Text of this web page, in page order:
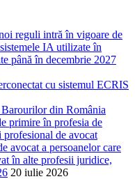
reguli intră în vigoare de
IA utilizate în
până în decembrie 2027
cu sistemul ECRIS
din România
primire în profesia de
de avocat
avocat a persoanelor care
în alte profesii juridice,
20 iulie 2026